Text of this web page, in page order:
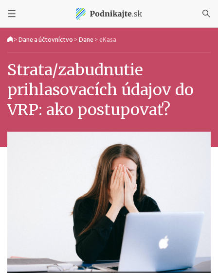
> Dane a účtovníctvo > Dane > eKasa
Strata/zabudnutie
prihlasovacích údajov do
VRP: ako postupovať?